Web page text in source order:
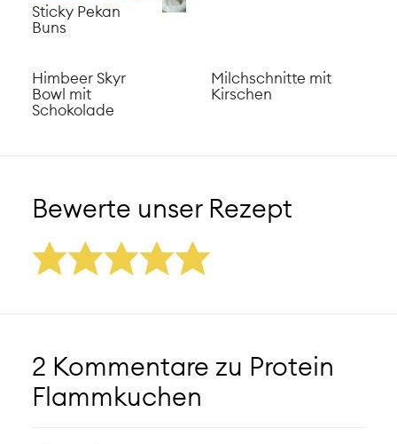
Sticky Pekan
Buns
Himbeer Skyr
Bowl mit
Schokolade
Milchschnitte mit
Kirschen
Bewerte unser Rezept
2 Kommentare zu Protein
Flammkuchen